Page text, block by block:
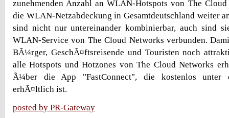
zunehmenden Anzahl an WLAN-Hotspots von The
die WLAN-Netzabdeckung in Gesamtdeutschland weiter
sind nicht nur untereinander kombinierbar, auch sind
WLAN-Service von The Cloud Networks verbunden.
BÃ¼rger, GeschÃ¤ftsreisende und Touristen noch
alle Hotspots und Hotzones von The Cloud Networks
Ã¼ber die App "FastConnect", die kostenlos unter
erhÃ¤ltlich ist.
posted by PR-Gateway